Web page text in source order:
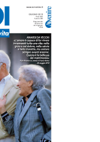
perché testimone
Commenti disabilitati
che canta la bellezza
Commenti disabilitati